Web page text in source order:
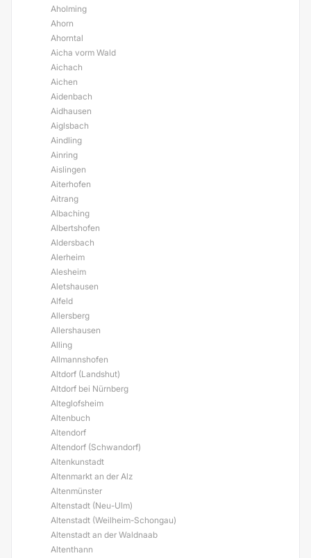
Aholming
Ahorn
Ahorntal
Aicha vorm Wald
Aichach
Aichen
Aidenbach
Aidhausen
Aiglsbach
Aindling
Ainring
Aislingen
Aiterhofen
Aitrang
Albaching
Albertshofen
Aldersbach
Alerheim
Alesheim
Aletshausen
Alfeld
Allersberg
Allershausen
Alling
Allmannshofen
Altdorf (Landshut)
Altdorf bei Nürnberg
Alteglofsheim
Altenbuch
Altendorf
Altendorf (Schwandorf)
Altenkunstadt
Altenmarkt an der Alz
Altenmünster
Altenstadt (Neu-Ulm)
Altenstadt (Weilheim-Schongau)
Altenstadt an der Waldnaab
Altenthann